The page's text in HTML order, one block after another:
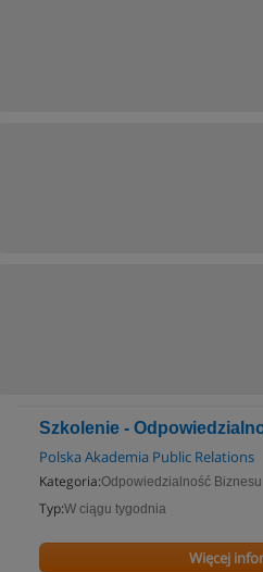
Szkolenie -
Polska Akademia Public Relations
Kategoria:Odpowiedzialność Biznesu
Typ:W ciągu tygodnia
Więcej